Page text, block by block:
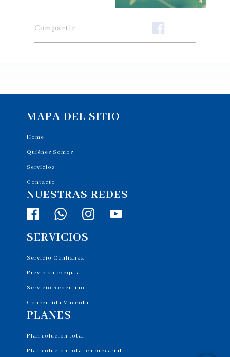
Compartir
MAPA DEL SITIO
Home
Quiénes Somos
Servicios
Contacto
NUESTRAS REDES
SERVICIOS
Servicio Confianza
Previsión exequial
Servicio Repentino
Consentida Mascota
PLANES
Plan solución total
Plan solución total empresarial